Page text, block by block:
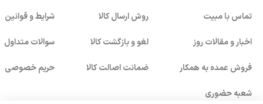
تماس با مبیت
اخبار و مقالات روز
فروش عمده به همکار
شعبه حضوری
روش ارسال کالا
لغو و بازگشت کالا
ضمانت اصالت کالا
شرایط و قوانین
سوالات متداول
حریم خصوصی بستن!